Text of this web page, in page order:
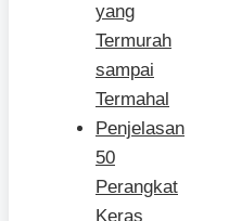
yang
Termurah
sampai
Termahal
Penjelasan
50
Perangkat
Keras